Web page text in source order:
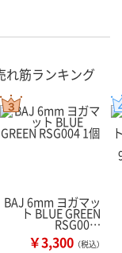
れ筋ランキング
BAJ 6mm ヨガマッ
ト BLUE GREEN
RSG00…
￥3,300 （税込）